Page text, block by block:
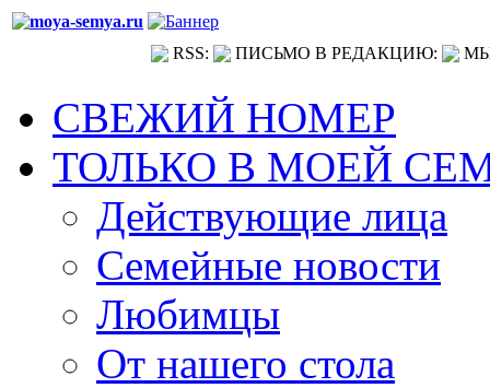
RSS: ПИСЬМО В РЕДАКЦИЮ:
СВЕЖИЙ НОМЕР
ТОЛЬКО В МОЕЙ
Действующие лица
Семейные новости
Любимцы
От нашего стола